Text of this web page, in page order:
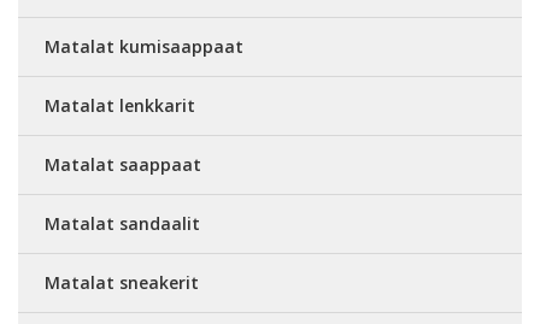
Matalat kumisaappaat
Matalat lenkkarit
Matalat saappaat
Matalat sandaalit
Matalat sneakerit